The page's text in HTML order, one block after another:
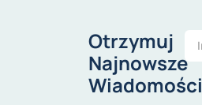
Otrzymuj
Najnowsze
Wiadomości